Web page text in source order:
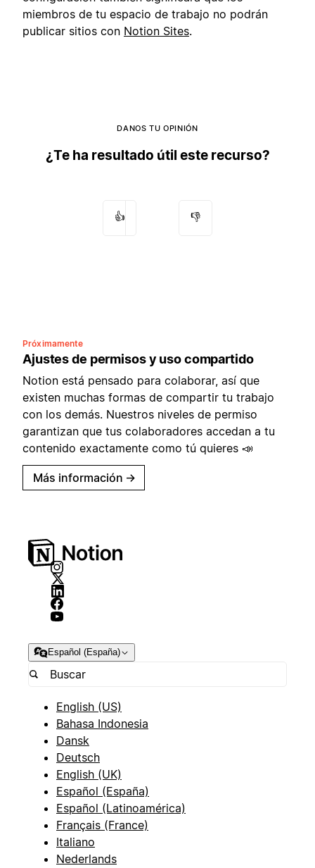
miembros de tu espacio de trabajo no podrán
publicar sitios con Notion Sites.
DANOS TU OPINIÓN
¿Te ha resultado útil este recurso?
👍 👎
Próximamente
Ajustes de permisos y uso compartido
Notion está pensado para colaborar, así que
existen muchas formas de compartir tu trabajo
con los demás. Nuestros niveles de permiso
garantizan que tus colaboradores accedan a tu
contenido exactamente como tú quieres 📣
Más información →
Español (España)
English (US)
Bahasa Indonesia
Dansk
Deutsch
English (UK)
Español (España)
Español (Latinoamérica)
Français (France)
Italiano
Nederlands